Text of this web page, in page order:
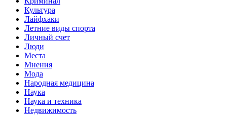
Культура
Лайфхаки
Летние виды спорта
Личный счет
Люди
Места
Мнения
Мода
Народная медицина
Наука
Наука и техника
Недвижимость